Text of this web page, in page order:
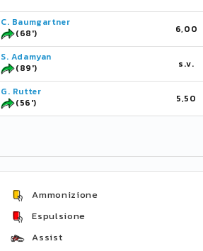
C. Baumgartner
(68')
6,00
S. Adamyan
(89')
s.v.
G. Rutter
(56')
5,50
Ammonizione
Espulsione
Assist